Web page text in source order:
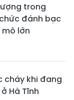
trong
đánh bạc
lớn
cháy khi đang
Hà Tĩnh